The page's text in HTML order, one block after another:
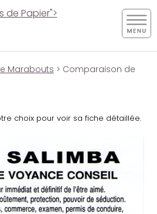
de Papier">
Marabouts > Comparaison de
choix pour voir sa fiche détaillée.